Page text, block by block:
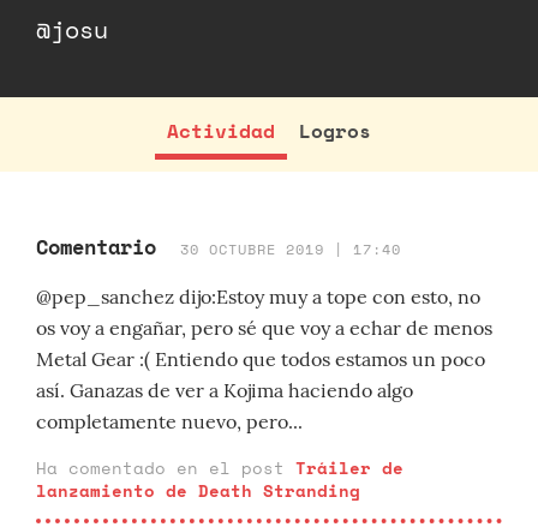
@josu
Actividad Logros
Comentario 30 OCTUBRE 2019 | 17:40
@pep_sanchez dijo:Estoy muy a tope con esto, no
os voy a engañar, pero sé que voy a echar de menos
Metal Gear :( Entiendo que todos estamos un poco
así. Ganazas de ver a Kojima haciendo algo
completamente nuevo, pero...
Ha comentado en el post Tráiler de
lanzamiento de Death Stranding